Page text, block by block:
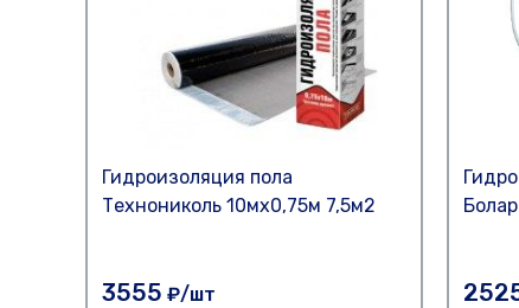
Гидроизоляция пола
Технониколь 10мх0,75м 7,5м2
3555 ₽/шт